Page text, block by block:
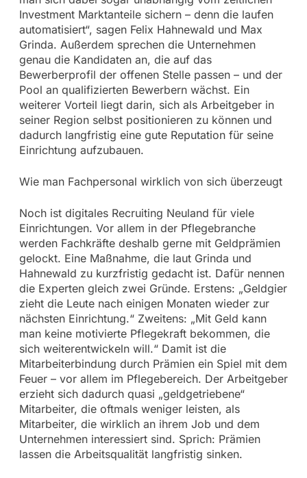
Investment Marktanteile sichern – denn die laufen
automatisiert“, sagen Felix Hahnewald und Max
Grinda. Außerdem sprechen die Unternehmen
genau die Kandidaten an, die auf das
Bewerberprofil der offenen Stelle passen – und der
Pool an qualifizierten Bewerbern wächst. Ein
weiterer Vorteil liegt darin, sich als Arbeitgeber in
seiner Region selbst positionieren zu können und
dadurch langfristig eine gute Reputation für seine
Einrichtung aufzubauen.
Wie man Fachpersonal wirklich von sich überzeugt
Noch ist digitales Recruiting Neuland für viele
Einrichtungen. Vor allem in der Pflegebranche
werden Fachkräfte deshalb gerne mit Geldprämien
gelockt. Eine Maßnahme, die laut Grinda und
Hahnewald zu kurzfristig gedacht ist. Dafür nennen
die Experten gleich zwei Gründe. Erstens: „Geldgier
zieht die Leute nach einigen Monaten wieder zur
nächsten Einrichtung.“ Zweitens: „Mit Geld kann
man keine motivierte Pflegekraft bekommen, die
sich weiterentwickeln will.“ Damit ist die
Mitarbeiterbindung durch Prämien ein Spiel mit dem
Feuer – vor allem im Pflegebereich. Der Arbeitgeber
erzieht sich dadurch quasi „geldgetriebene“
Mitarbeiter, die oftmals weniger leisten, als
Mitarbeiter, die wirklich an ihrem Job und dem
Unternehmen interessiert sind. Sprich: Prämien
lassen die Arbeitsqualität langfristig sinken.